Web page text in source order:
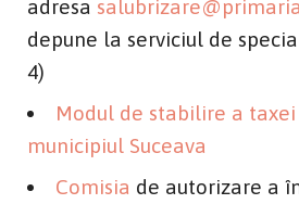
adresa
depune la serviciul de
4)
Modul de stabilire a
municipiul Suceava
Comisia de autorizare a